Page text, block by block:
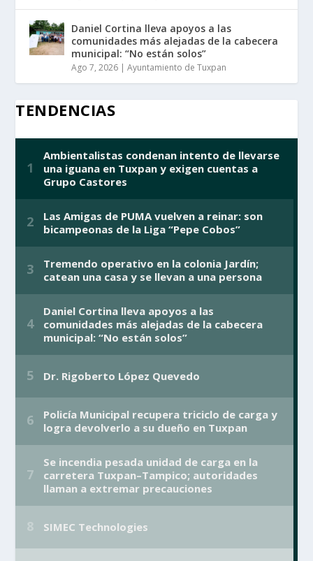
Daniel Cortina lleva apoyos a las
comunidades más alejadas de la cabecera
municipal: “No están solos”
Ago 7, 2026 |Ayuntamiento de Tuxpan
TENDENCIAS